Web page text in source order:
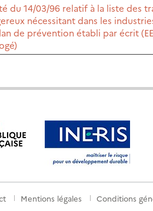
du 14/03/96 relatif à la liste des
nécessitant dans les
de prévention établi par écrit
Mentions légales Conditions